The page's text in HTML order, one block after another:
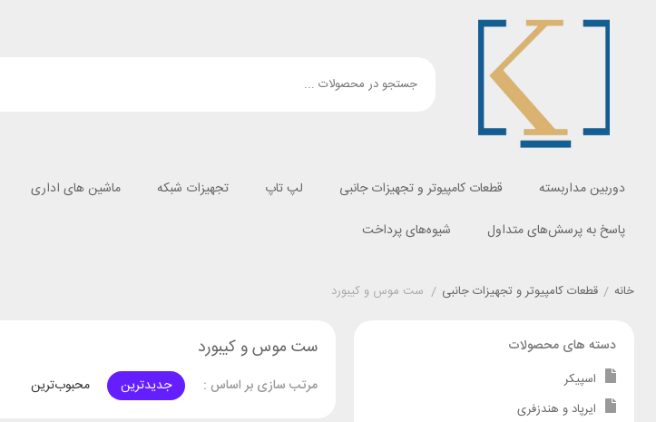
دوربین مداربسته قطعات کامپیوتر و تجهیزات جانبی لپ تاپ تجهیزات شبکه ماشین های اداری
پاسخ به پرسش‌های متداول
شیوه‌های پرداخت
خانه / قطعات کامپیوتر و تجهیزات جانبی / ست موس و کیبورد
ست موس و کیبورد
مرتب سازی بر اساس : جدیدترین محبوب‌ترین
دسته های محصولات
اسپیکر
ایرپاد و هندزفری